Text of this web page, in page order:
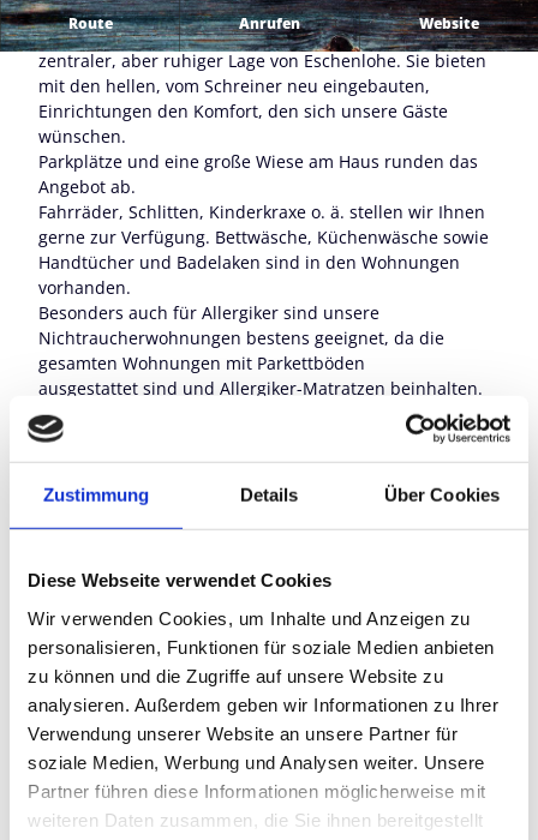
Zustimmung Details Über Cookies
Diese Webseite verwendet Cookies
Wir verwenden Cookies, um Inhalte und Anzeigen zu
personalisieren, Funktionen für soziale Medien anbieten
zu können und die Zugriffe auf unsere Website zu
analysieren. Außerdem geben wir Informationen zu Ihrer
Verwendung unserer Website an unsere Partner für
soziale Medien, Werbung und Analysen weiter. Unsere
Partner führen diese Informationen möglicherweise mit
weiteren Daten zusammen, die Sie ihnen bereitgestellt
Route Anrufen Website
Unsere gemütlichen Ferienwohnungen befinden sich in
zentraler, aber ruhiger Lage von Eschenlohe. Sie bieten
mit den hellen, vom Schreiner neu eingebauten,
Einrichtungen den Komfort, den sich unsere Gäste
wünschen.
Parkplätze und eine große Wiese am Haus runden das
Angebot ab.
Fahrräder, Schlitten, Kinderkraxe o. ä. stellen wir Ihnen
gerne zur Verfügung. Bettwäsche, Küchenwäsche sowie
Handtücher und Badelaken sind in den Wohnungen
vorhanden.
Besonders auch für Allergiker sind unsere
Nichtraucherwohnungen bestens geeignet, da die
gesamten Wohnungen mit Parkettböden
ausgestattet sind und Allergiker-Matratzen beinhalten.
Haustiere müssen leider zu Hause bleiben.
Gerne helfen wir Ihnen mit Ausflugs- und Wandertipps
in unsere schöne Gegend.
Wir hoffen Sie als unsere Gäste in Eschenlohe begrüßen
Gut zu wissen
Allgemeine Informationen
Familienfreundlich
Kinderfreundlich